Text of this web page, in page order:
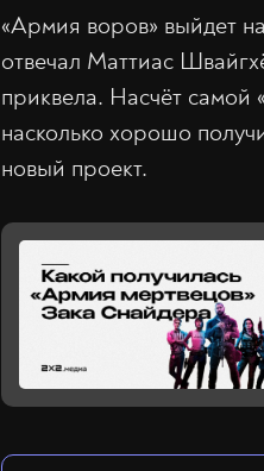
«Армия воров» выйдет
отвечал Маттиас
приквела. Насчёт
насколько хорошо
новый проект.